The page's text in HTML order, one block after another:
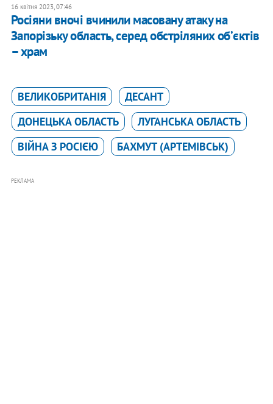
16 квітня 2023, 07:46
Росіяни вночі вчинили масовану атаку на
Запорізьку область, серед обстріляних обʼєктів
– храм
ВЕЛИКОБРИТАНІЯ
ДЕСАНТ
ДОНЕЦЬКА ОБЛАСТЬ
ЛУГАНСЬКА ОБЛАСТЬ
ВІЙНА З РОСІЄЮ
БАХМУТ (АРТЕМІВСЬК)
РЕКЛАМА